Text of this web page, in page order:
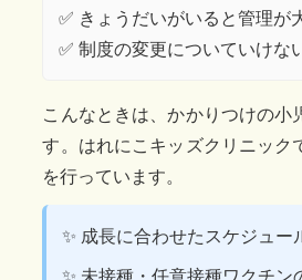
✅️ きょうだいがいると管理が
✅️ 制度の変更についていけな
こんなときは、かかりつけの小
す。はれにこキッズクリニック
を行っています。
✨ 成長に合わせたスケジュー